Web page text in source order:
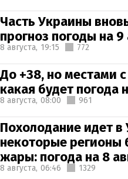
Часть Украины
прогноз погоды на 9
8 августа, 19:15 772
До +38, но местами
какая будет погода
8 августа, 08:00 961
Похолодание идет в
некоторые регионы
жары: погода на 8
8 августа, 06:46 1329